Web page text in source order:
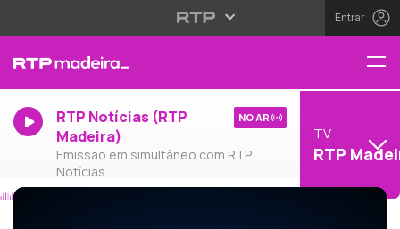
Entrar
RTP Notícias (RTP
Madeira)
Emissão em simultâneo com RTP
Notícias
NO AR
TV
RTP